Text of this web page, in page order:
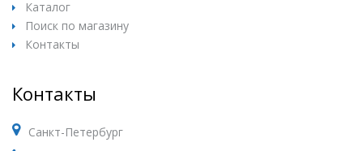
Каталог
Поиск по магазину
Контакты
Контакты
Санкт-Петербург